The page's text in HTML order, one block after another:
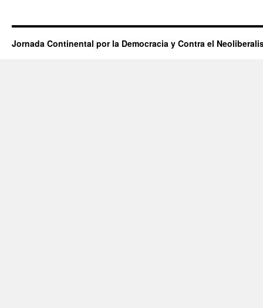
Jornada Continental por la Democracia y Contra el